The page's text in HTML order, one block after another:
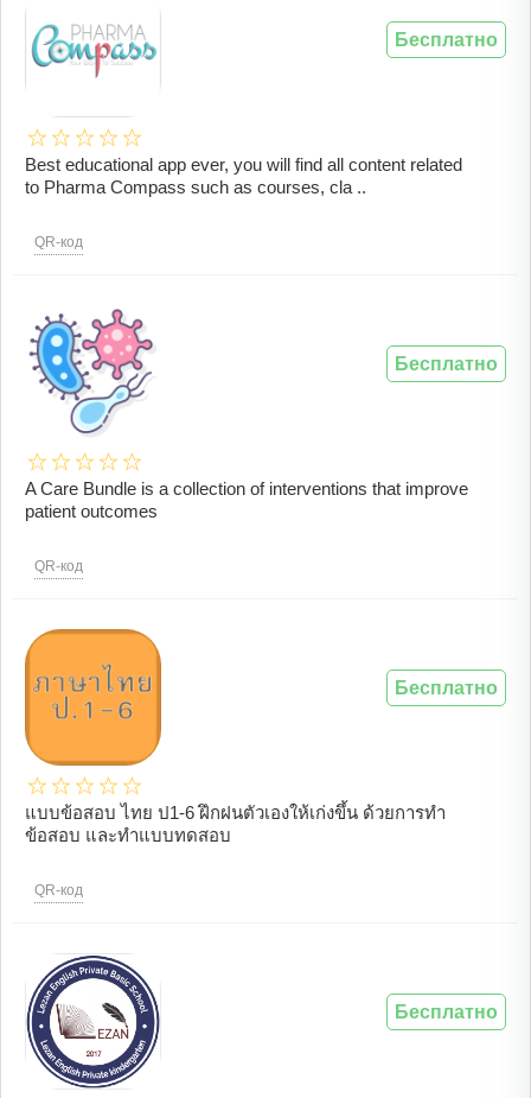
Best educational app ever, you will find all content related
to Pharma Compass such as courses, cla ..
QR-код
Бесплатно
A Care Bundle is a collection of interventions that improve
patient outcomes
QR-код
Бесплатно
แบบข้อสอบ ไทย ป1-6 ฝึกฝนตัวเองให้เก่งขึ้น ด้วยการทำ
ข้อสอบ และทำแบบทดสอบ
QR-код
Бесплатно
Бесплатно